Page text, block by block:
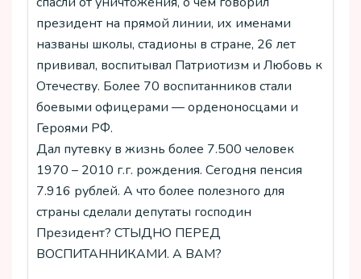
президент на прямой линии, их именами
названы школы, стадионы в стране, 26 лет
прививал, воспитывал Патриотизм и Любовь к
Отечеству. Более 70 воспитанников стали
боевыми офицерами — орденоносцами и
Героями РФ.
Дал путевку в жизнь более 7.500 человек
1970 – 2010 г.г. рождения. Сегодня пенсия
7.916 рублей. А что более полезного для
страны сделали депутаты господин
Президент? СТЫДНО ПЕРЕД
ВОСПИТАННИКАМИ. А ВАМ?